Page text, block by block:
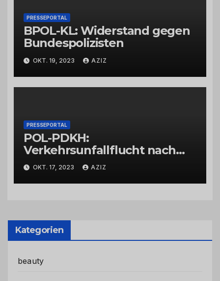
PRESSEPORTAL
BPOL-KL: Widerstand gegen
Bundespolizisten
OKT. 19, 2023 AZIZ
PRESSEPORTAL
POL-PDKH:
Verkehrsunfallflucht nach
Abbiegevorgang
OKT. 17, 2023 AZIZ
Kategorien
beauty